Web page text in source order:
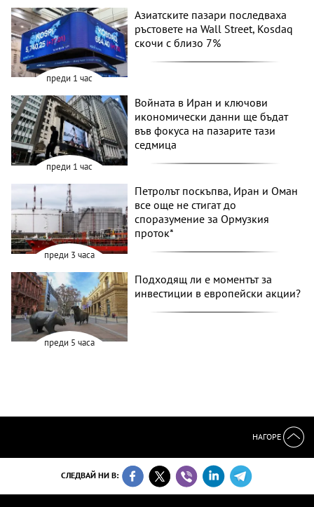
преди 1 час
Азиатските пазари последваха
ръстовете на Wall Street, Kosdaq
скочи с близо 7%
преди 1 час
Войната в Иран и ключови
икономически данни ще бъдат
във фокуса на пазарите тази
седмица
преди 3 часа
Петролът поскъпва, Иран и Оман
все още не стигат до
споразумение за Ормузкия
проток*
преди 5 часа
Подходящ ли е моментът за
инвестиции в европейски акции?
НАГОРЕ
СЛЕДВАЙ НИ В: